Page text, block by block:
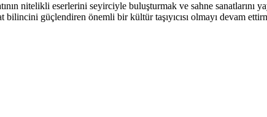
nitelikli eserlerini seyirciyle buluşturmak ve sahne sanatlarını
güçlendiren önemli bir kültür taşıyıcısı olmayı devam